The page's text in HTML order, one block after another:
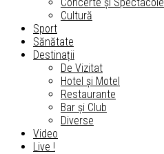
Cultură
Sport
Sănătate
Destinații
De Vizitat
Hotel și Motel
Restaurante
Bar și Club
Diverse
Video
Live !